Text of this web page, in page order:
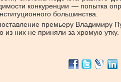
конкуренции — попытка
большинства.
премьеру Владимиру
них не приняли за хромую утку.